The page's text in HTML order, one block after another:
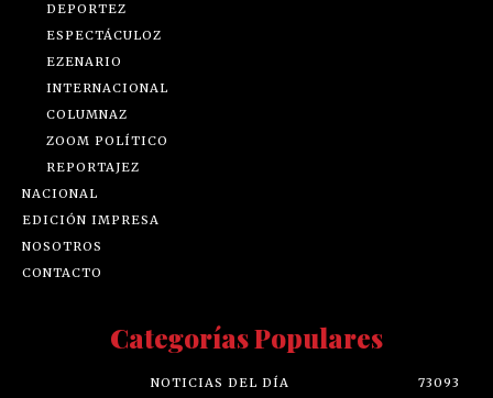
DEPORTEZ
ESPECTÁCULOZ
EZENARIO
INTERNACIONAL
COLUMNAZ
ZOOM POLÍTICO
REPORTAJEZ
NACIONAL
EDICIÓN IMPRESA
NOSOTROS
CONTACTO
Categorías Populares
NOTICIAS DEL DÍA
73093